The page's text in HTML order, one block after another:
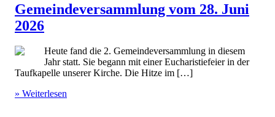
Gemeindeversammlung vom 28. Juni
2026
Heute fand die 2. Gemeindeversammlung in diesem
Jahr statt. Sie begann mit einer Eucharistiefeier in der
Taufkapelle unserer Kirche. Die Hitze im […]
» Weiterlesen